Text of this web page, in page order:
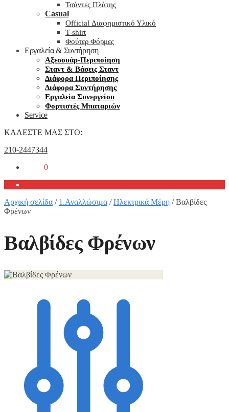
Τσάντες Πλάτης
Casual
Official Διαφημιστικό Υλικό
T-shirt
Φούτερ Φόρμες
Εργαλεία & Συντήρηση
Αξεσουάρ-Περιποίηση
Σταντ & Βάσεις Σταντ
Διάφορα Περιποίησης
Διάφορα Συντήρησης
Εργαλεία Συνεργείου
Φορτιστές Μπαταριών
Service
ΚΑΛΕΣΤΕ ΜΑΣ ΣΤΟ:
210-2447344
0
Αρχική σελίδα / 1.Αναλλώσιμα /Ηλεκτρικά Μέρη /Βαλβίδες
Φρένων
Βαλβίδες Φρένων